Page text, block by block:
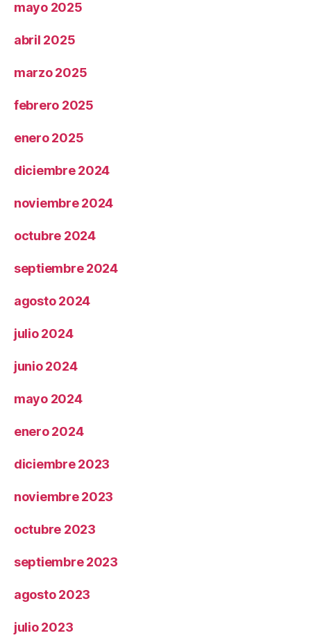
mayo 2025
abril 2025
marzo 2025
febrero 2025
enero 2025
diciembre 2024
noviembre 2024
octubre 2024
septiembre 2024
agosto 2024
julio 2024
junio 2024
mayo 2024
enero 2024
diciembre 2023
noviembre 2023
octubre 2023
septiembre 2023
agosto 2023
julio 2023